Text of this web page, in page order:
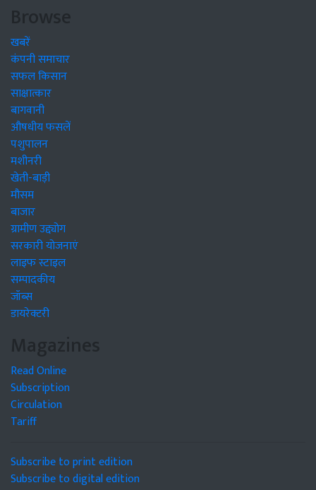
Browse
खबरें
कंपनी समाचार
सफल किसान
साक्षात्कार
बागवानी
औषधीय फसलें
पशुपालन
मशीनरी
खेती-बाड़ी
मौसम
बाजार
ग्रामीण उद्द्योग
सरकारी योजनाएं
लाइफ स्टाइल
सम्पादकीय
जॉब्स
डायरेक्टरी
Magazines
Read Online
Subscription
Circulation
Tariff
Subscribe to print edition
Subscribe to digital edition